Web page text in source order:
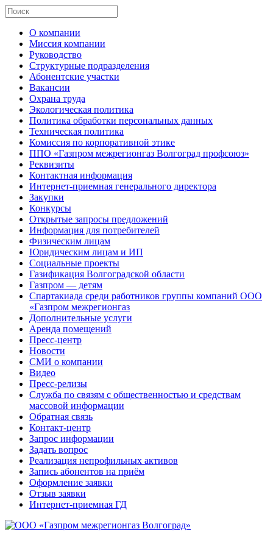
О компании
Миссия компании
Руководство
Структурные подразделения
Абонентские участки
Вакансии
Охрана труда
Экологическая политика
Политика обработки персональных данных
Техническая политика
Комиссия по корпоративной этике
ППО «Газпром межрегионгаз Волгоград профсоюз»
Реквизиты
Контактная информация
Интернет-приемная генерального директора
Закупки
Конкурсы
Открытые запросы предложений
Информация для потребителей
Физическим лицам
Юридическим лицам и ИП
Социальные проекты
Газификация Волгоградской области
Газпром — детям
Спартакиада среди работников группы компаний ООО
«Газпром межрегионгаз
Дополнительные услуги
Аренда помещений
Пресс-центр
Новости
СМИ о компании
Видео
Пресс-релизы
Служба по связям с общественностью и средствам
массовой информации
Обратная связь
Контакт-центр
Запрос информации
Задать вопрос
Реализация непрофильных активов
Запись абонентов на приём
Оформление заявки
Отзыв заявки
Интернет-приемная ГД